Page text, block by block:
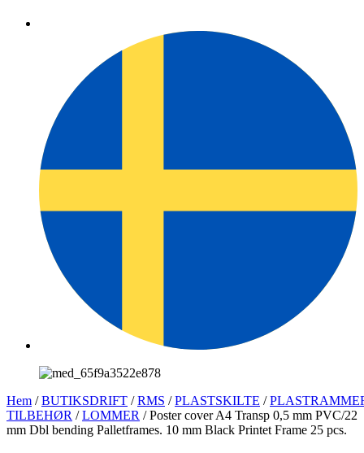
Hem /BUTIKSDRIFT /RMS /PLASTSKILTE /
TILBEHØR /LOMMER / Poster cover A4 Transp 0,5 mm PVC/22
mm Dbl bending Palletframes. 10 mm Black Printet Frame 25 pcs.